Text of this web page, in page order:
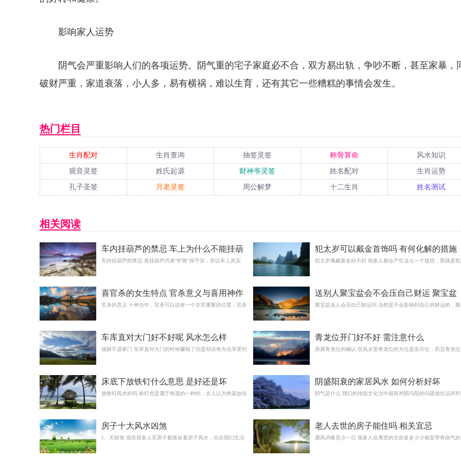
影响家人运势
阴气会严重影响人们的各项运势。阴气重的宅子家庭必不合，双方易出轨，争吵不断，甚至家暴，
破财严重，家道衰落，小人多，易有横祸，难以生育，还有其它一些糟糕的事情会发生。
热门栏目
生肖配对 生肖查询 抽签灵签 称骨算命 风水知识
观音灵签 姓氏起源 财神爷灵签 姓名配对 生肖运势
孔子圣签 月老灵签 周公解梦 十二生肖 姓名测试
相关阅读
车内挂葫芦的禁忌 车上为什么不能挂葫
芦
车内挂葫芦的禁忌 悬挂葫芦代表“护路”保平安，所以车上其实
犯太岁可以戴金首饰吗 有何化解的措施
犯太岁佩戴黄金好不好 很多人都会产生这么一个疑惑，那就是犯
喜官杀的女生特点 官杀意义与喜用神作
用
官杀的意义 十神当中，官杀可以说有一个非常重要的位置，官杀
送别人聚宝盆会不会压自己财运 聚宝盆
的摆放忌讳
聚宝盆送人会压自己财运吗 当然是不会影响到自己的财运的，聚
车库直对大门好不好呢 风水怎么样
钱财不进家门 车库直对大门的时候赚钱了但是却没有办法享受到
青龙位开门好不好 需注意什么
房屋青龙位的确认 在风水里青龙位的方位是东方位，而且青龙位
床底下放铁钉什么意思 是好还是坏
放铁钉风水好吗 铁钉也是属于铁器的一种的，古人认为铁器放在
阴盛阳衰的家居风水 如何分析好坏
阴气是什么 我们的传统文化当中就有对阴与阳的问题做出品评判
房子十大风水凶煞
1、天斩煞 现在很多人买房子都喜欢看房子风水，但在我们生活
老人去世的房子能住吗 相关宜忌
通风消毒至少一日 很多人在离世的生前多多少少都是带有病气的